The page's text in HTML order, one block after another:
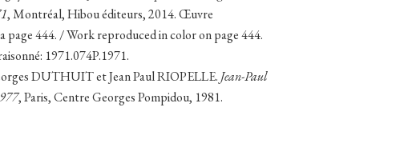
, Montréal, Hibou éditeurs, 2014. Œuvre
page 444. / Work reproduced in color on page 444.
1971.074P.1971.
DUTHUIT et Jean Paul RIOPELLE. Jean-Paul
, Paris, Centre Georges Pompidou, 1981.